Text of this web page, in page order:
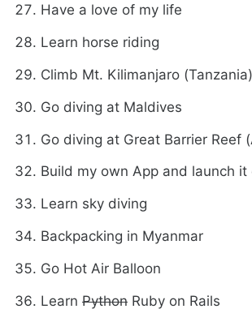
Have a love of my life
Learn horse riding
Climb Mt. Kilimanjaro (Tanzania)
Go diving at Maldives
Go diving at Great Barrier Reef
Build my own App and launch it
Learn sky diving
Backpacking in Myanmar
Go Hot Air Balloon
Learn Python Ruby on Rails